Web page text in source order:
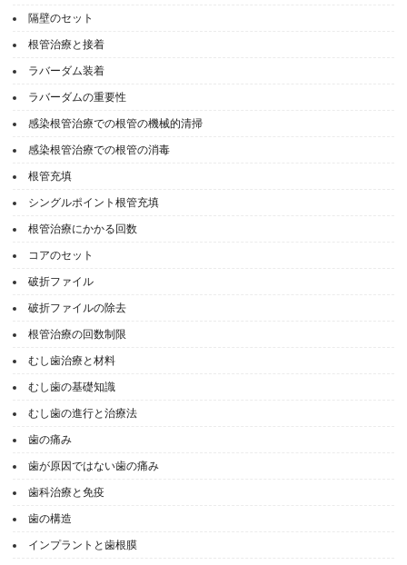
隔壁のセット
根管治療と接着
ラバーダム装着
ラバーダムの重要性
感染根管治療での根管の機械的清掃
感染根管治療での根管の消毒
根管充填
シングルポイント根管充填
根管治療にかかる回数
コアのセット
破折ファイル
破折ファイルの除去
根管治療の回数制限
むし歯治療と材料
むし歯の基礎知識
むし歯の進行と治療法
歯の痛み
歯が原因ではない歯の痛み
歯科治療と免疫
歯の構造
インプラントと歯根膜